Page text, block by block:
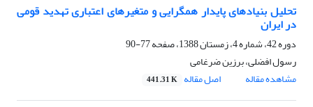
تحلیل بنیادهای پایدار همگرایی و متغیرهای اعتباری تهدید قومی
در ایران
دوره 42، شماره 4، زمستان 1388، صفحه
77-90
رسول افضلی، برزین ضرغامی
مشاهده مقاله
اصل مقاله 441.31 K